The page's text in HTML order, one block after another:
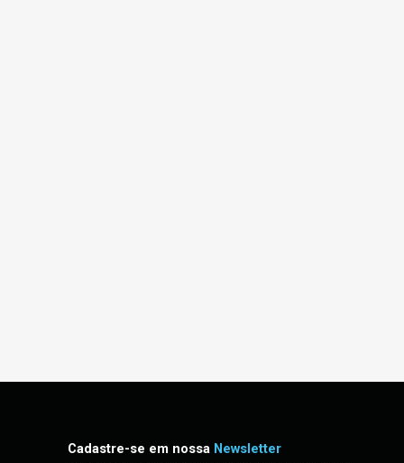
Cadastre-se em nossa Newsletter